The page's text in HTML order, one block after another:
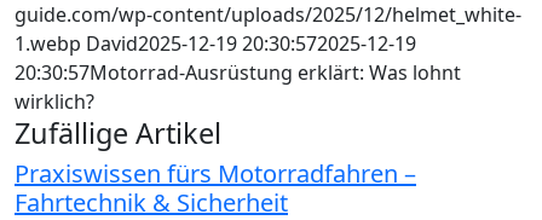
guide.com/wp-content/uploads/2025/12/helmet_white-
1.webp David2025-12-19 20:30:572025-12-19
20:30:57Motorrad‑Ausrüstung erklärt: Was lohnt
wirklich?
Zufällige Artikel
Praxiswissen fürs Motorradfahren –
Fahrtechnik & Sicherheit